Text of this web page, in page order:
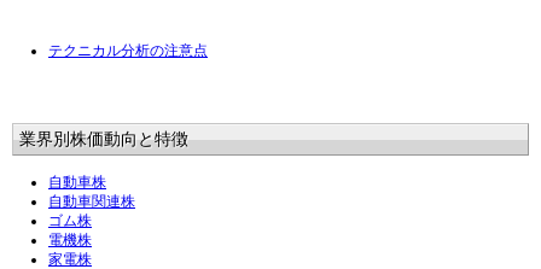
テクニカル分析の注意点
業界別株価動向と特徴
自動車株
自動車関連株
ゴム株
電機株
家電株